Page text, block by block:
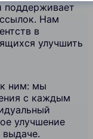
поддерживает
Нам
в
улучшить
ним: мы
с каждым
улучшение
выдаче.